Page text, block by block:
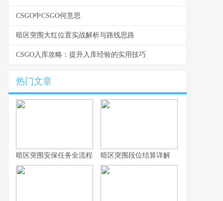
CSGO中CSGO何意思
暗区突围大红位置实战解析与路线思路
CSGO入库攻略：提升入库经验的实用技巧
热门文章
暗区突围安保任务全流程实战指南暗区突围段位结算详解